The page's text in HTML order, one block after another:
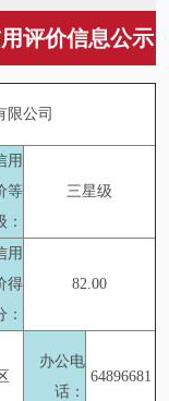
评价信息公示
限公司
用
等
：
三星级
用
得
：
82.00
办公电
话：
64896681